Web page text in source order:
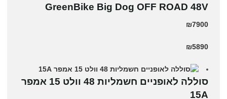
GreenBike Big Dog OFF ROAD 48V
₪7900
₪5890
סוללה לאופניים חשמליות 48 וולט 15 אמפר
15A